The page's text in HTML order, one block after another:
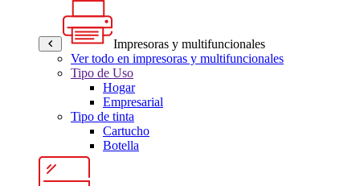
Impresoras y multifuncionales
Ver todo en impresoras y multifuncionales
Tipo de Uso
Hogar
Empresarial
Tipo de tinta
Cartucho
Botella